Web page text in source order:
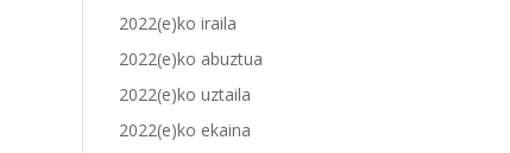
2022(e)ko iraila
2022(e)ko abuztua
2022(e)ko uztaila
2022(e)ko ekaina